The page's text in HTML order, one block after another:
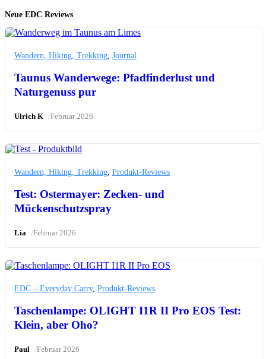
Neue EDC Reviews
Wandern, Hiking, Trekking Journal
Taunus Wanderwege: Pfadfinderlust und
Naturgenuss pur
Ulrich K /Februar 2026
Wandern, Hiking, Trekking Produkt-Reviews
Test: Ostermayer: Zecken- und
Mückenschutzspray
Lia /Februar 2026
EDC – Everyday Carry, Produkt-Reviews
Taschenlampe: OLIGHT I1R II Pro EOS Test:
Klein, aber Oho?
Paul /Februar 2026